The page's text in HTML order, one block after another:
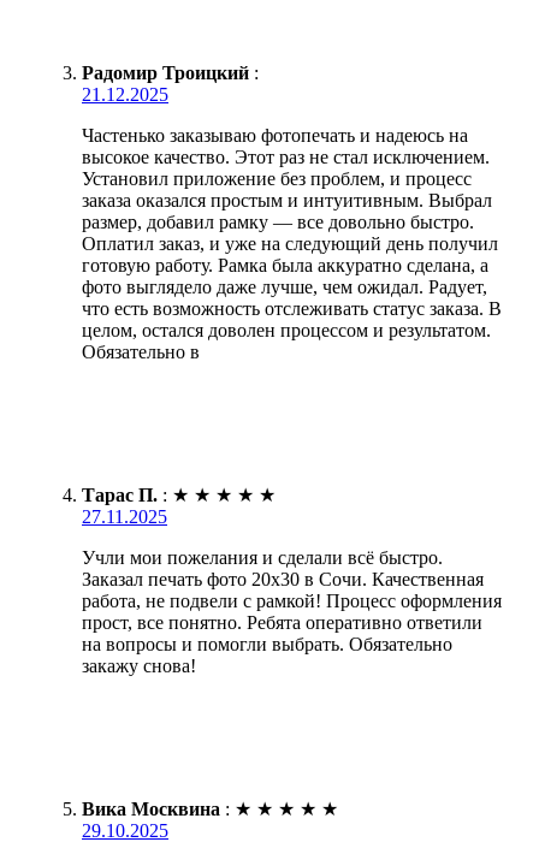
Радомир Троицкий :
21.12.2025
Частенько заказываю фотопечать и надеюсь на
высокое качество. Этот раз не стал исключением.
Установил приложение без проблем, и процесс
заказа оказался простым и интуитивным. Выбрал
размер, добавил рамку — все довольно быстро.
Оплатил заказ, и уже на следующий день получил
готовую работу. Рамка была аккуратно сделана, а
фото выглядело даже лучше, чем ожидал. Радует,
что есть возможность отслеживать статус заказа. В
целом, остался доволен процессом и результатом.
Обязательно в
Тарас П. : ★ ★ ★ ★ ★
27.11.2025
Учли мои пожелания и сделали всё быстро.
Заказал печать фото 20х30 в Сочи. Качественная
работа, не подвели с рамкой! Процесс оформления
прост, все понятно. Ребята оперативно ответили
на вопросы и помогли выбрать. Обязательно
закажу снова!
Вика Москвина : ★ ★ ★ ★ ★
29.10.2025